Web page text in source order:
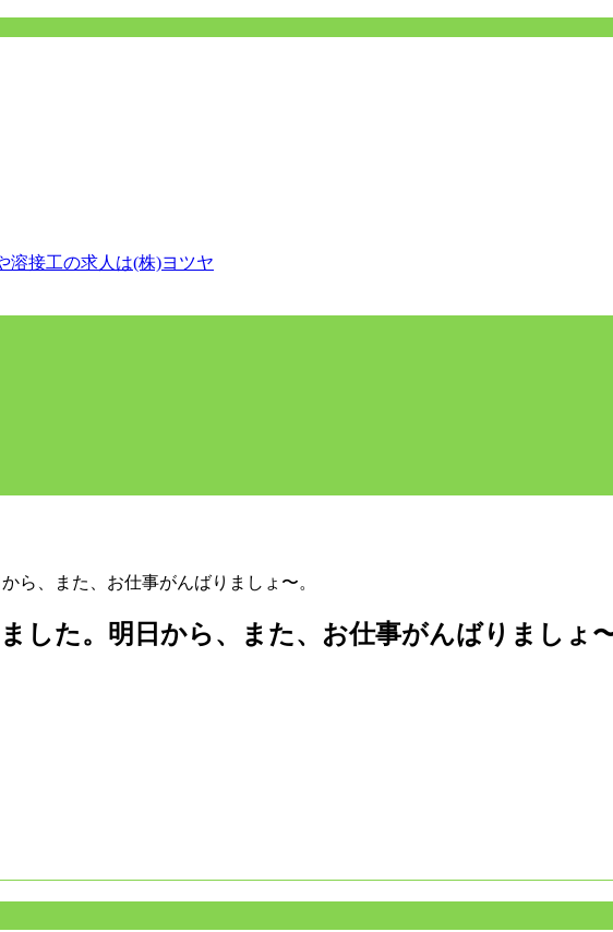
ら、また、お仕事がんばりましょ〜。
した。明日から、また、お仕事がんばりましょ